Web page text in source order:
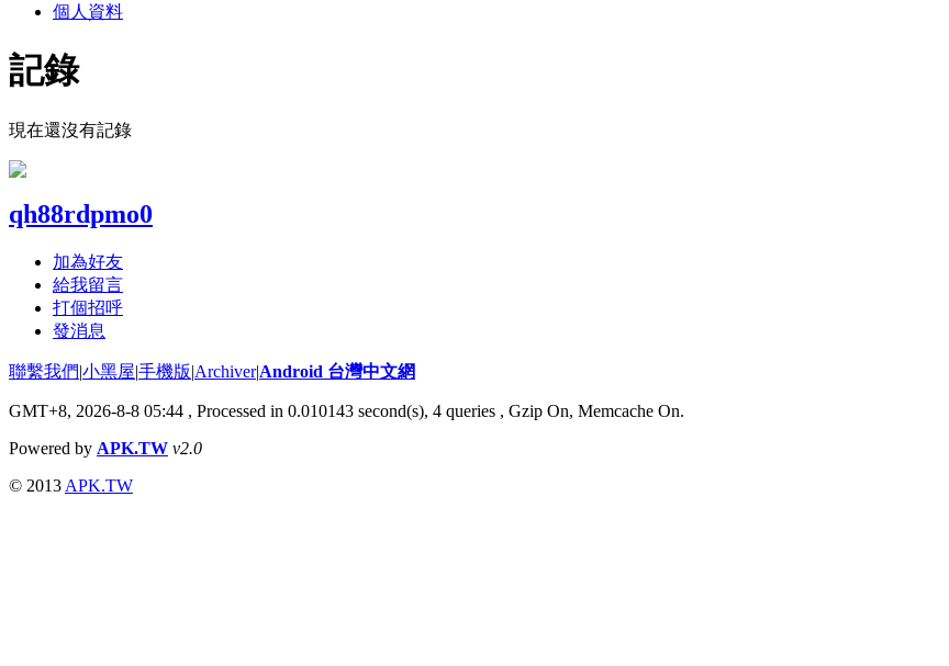
個人資料
記錄
現在還沒有記錄
qh88rdpmo0
加為好友
給我留言
打個招呼
發消息
聯繫我們|小黑屋|手機版|Archiver|Android 台灣中文網
GMT+8, 2026-8-8 05:44 , Processed in 0.010143 second(s), 4 queries , Gzip On, Memcache On.
Powered by APK.TW v2.0
© 2013 APK.TW